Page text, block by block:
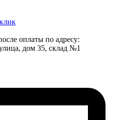
оплаты по адресу:
дом 35, склад №1